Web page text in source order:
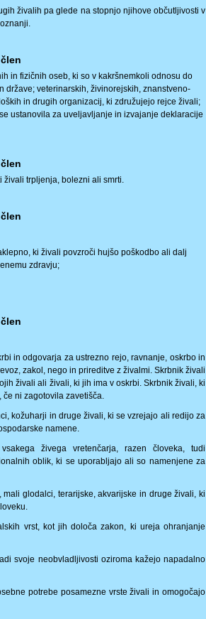
živalih pa glede na stopnjo njihove občutljivosti v
in fizičnih oseb, ki so v kakršnemkoli odnosu do
države; veterinarskih, živinorejskih, znanstveno-
in drugih organizacij, ki združujejo rejce živali;
ustanovila za uveljavljanje in izvajanje deklaracije
živali trpljenja, bolezni ali smrti.
ki živali povzroči hujšo poškodbo ali dalj
zdravju;
in odgovarja za ustrezno rejo, ravnanje, oskrbo in
zakol, nego in prireditve z živalmi. Skrbnik živali
živali ali živali, ki jih ima v oskrbi. Skrbnik živali, ki
ni zagotovila zavetišča.
kožuharji in druge živali, ki se vzrejajo ali redijo za
namene.
živega vretenčarja, razen človeka, tudi
oblik, ki se uporabljajo ali so namenjene za
glodalci, terarijske, akvarijske in druge živali, ki
vrst, kot jih določa zakon, ki ureja ohranjanje
svoje neobvladljivosti oziroma kažejo napadalno
potrebe posamezne vrste živali in omogočajo